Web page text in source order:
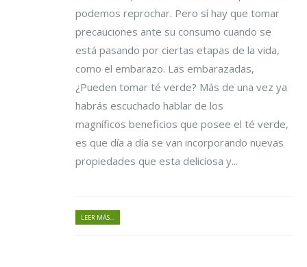
podemos reprochar. Pero sí hay que tomar
precauciones ante su consumo cuando se
está pasando por ciertas etapas de la vida,
como el embarazo. Las embarazadas,
¿Pueden tomar té verde? Más de una vez ya
habrás escuchado hablar de los
magníficos beneficios que posee el té verde,
es que día a día se van incorporando nuevas
propiedades que esta deliciosa y...
LEER MÁS...